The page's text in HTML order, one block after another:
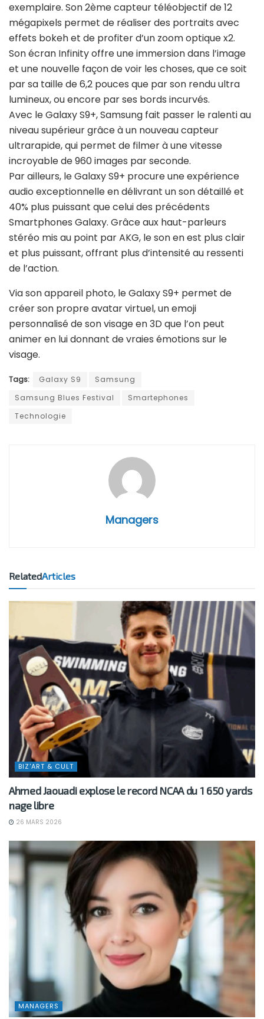
exemplaire. Son 2ème capteur téléobjectif de 12
mégapixels permet de réaliser des portraits avec
effets bokeh et de profiter d’un zoom optique x2.
Son écran Infinity offre une immersion dans l’image
et une nouvelle façon de voir les choses, que ce soit
par sa taille de 6,2 pouces que par son rendu ultra
lumineux, ou encore par ses bords incurvés.
Avec le Galaxy S9+, Samsung fait passer le ralenti au
niveau supérieur grâce à un nouveau capteur
ultrarapide, qui permet de filmer à une vitesse
incroyable de 960 images par seconde.
Par ailleurs, le Galaxy S9+ procure une expérience
audio exceptionnelle en délivrant un son détaillé et
40% plus puissant que celui des précédents
Smartphones Galaxy. Grâce aux haut-parleurs
stéréo mis au point par AKG, le son en est plus clair
et plus puissant, offrant plus d’intensité au ressenti
de l’action.
Via son appareil photo, le Galaxy S9+ permet de
créer son propre avatar virtuel, un emoji
personnalisé de son visage en 3D que l’on peut
animer en lui donnant de vraies émotions sur le
visage.
Tags: Galaxy S9
Samsung
Samsung Blues Festival
Smartephones
Technologie
Managers
RelatedArticles
BIZ'ART & CULT
Ahmed Jaouadi explose le record NCAA du 1 650 yards
nage libre
26 MARS 2026
MANAGERS